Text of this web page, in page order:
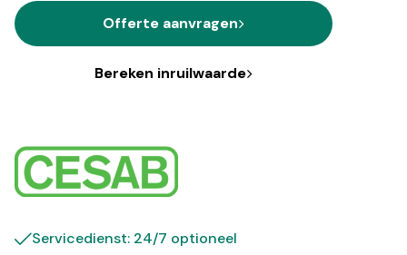
Offerte aanvragen
Bereken inruilwaarde
Servicedienst: 24/7 optioneel